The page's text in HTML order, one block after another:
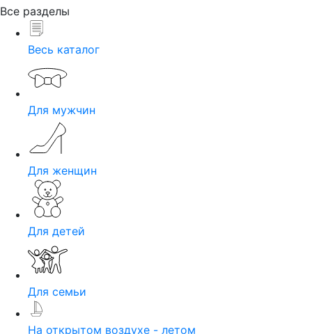
Все разделы
Весь каталог
Для мужчин
Для женщин
Для детей
Для семьи
На открытом воздухе - летом